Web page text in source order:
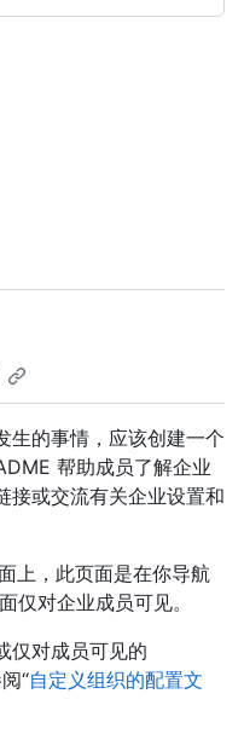
生的事情，应该创建一个
帮助成员了解企业
接或交流有关企业设置和
上，此页面是在你导航
仅对企业成员可见。
仅对成员可见的
“自定义组织的配置文